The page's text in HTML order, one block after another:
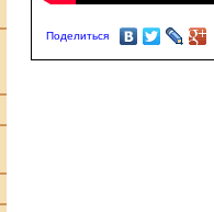
Поделиться